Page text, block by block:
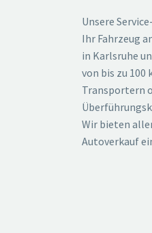
Unsere
Ihr Fahrzeug
in Karlsruhe
von bis zu 100
Transportern
Wir bieten
Autoverkauf